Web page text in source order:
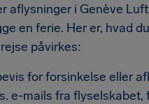
aflysninger i Genève
en ferie. Her er, hvad
påvirkes:
for forsinkelse eller
e-mails fra flyselskabet,